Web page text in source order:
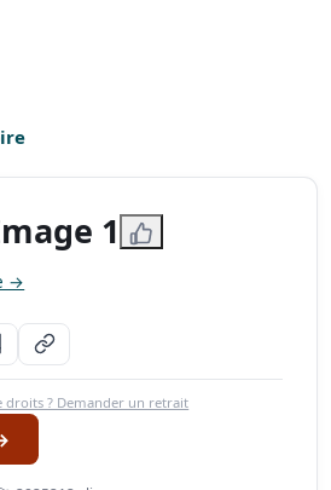
1
→
droits ? Demander un retrait